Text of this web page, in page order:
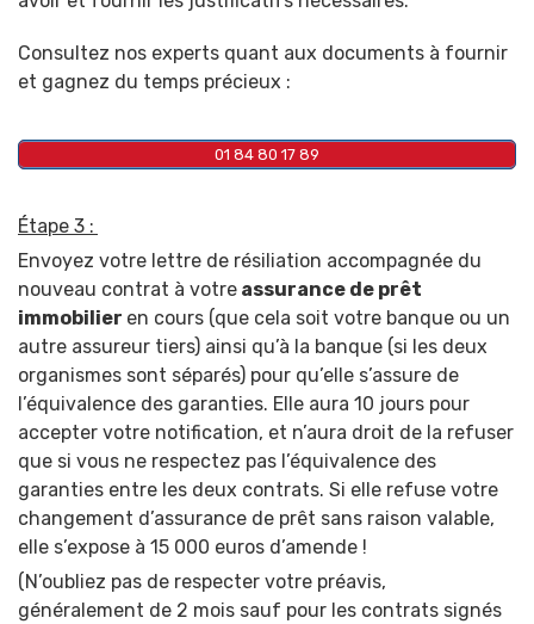
Consultez nos experts quant aux documents à fournir
et gagnez du temps précieux :
01 84 80 17 89
Étape 3 :
Envoyez votre lettre de résiliation accompagnée du
nouveau contrat à votre assurance de prêt
immobilier en cours (que cela soit votre banque ou un
autre assureur tiers) ainsi qu’à la banque (si les deux
organismes sont séparés) pour qu’elle s’assure de
l’équivalence des garanties. Elle aura 10 jours pour
accepter votre notification, et n’aura droit de la refuser
que si vous ne respectez pas l’équivalence des
garanties entre les deux contrats. Si elle refuse votre
changement d’assurance de prêt sans raison valable,
elle s’expose à 15 000 euros d’amende !
(N’oubliez pas de respecter votre préavis,
généralement de 2 mois sauf pour les contrats signés